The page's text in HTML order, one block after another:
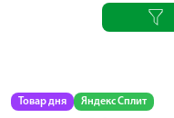
Товар дня Яндекс Сплит